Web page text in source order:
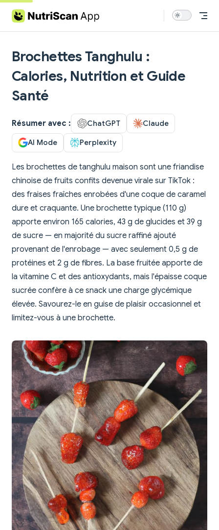
Skip to content
Brochettes Tanghulu :
Calories, Nutrition et Guide
Santé
Résumer avec : ChatGPT Claude
AI Mode Perplexity
Les brochettes de tanghulu maison sont une friandise
chinoise de fruits confits devenue virale sur TikTok :
des fraises fraîches enrobées d'une coque de caramel
dure et craquante. Une brochette typique (110 g)
apporte environ 165 calories, 43 g de glucides et 39 g
de sucre — en majorité du sucre raffiné ajouté
provenant de l'enrobage — avec seulement 0,5 g de
protéines et 2 g de fibres. La base fruitée apporte de
la vitamine C et des antioxydants, mais l'épaisse coque
sucrée confère à ce snack une charge glycémique
élevée. Savourez-le en guise de plaisir occasionnel et
limitez-vous à une brochette.